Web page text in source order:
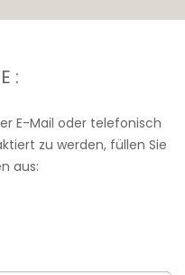
:
E-Mail oder telefonisch
zu werden, füllen Sie
aus: